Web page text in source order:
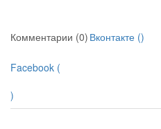
Комментарии (0) Вконтакте ()
Facebook (
)